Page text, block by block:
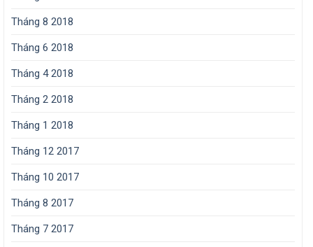
Tháng 8 2018
Tháng 6 2018
Tháng 4 2018
Tháng 2 2018
Tháng 1 2018
Tháng 12 2017
Tháng 10 2017
Tháng 8 2017
Tháng 7 2017